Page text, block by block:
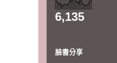
6,135
臉書分享